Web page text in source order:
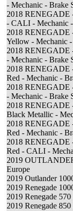
- Mechanic - Brake
2018 RENEGADE
- CALI - Mechanic
2018 RENEGADE
Yellow - Mechanic
2018 RENEGADE
- Mechanic - Brake
2018 RENEGADE
Red - Mechanic -
2018 RENEGADE
- Mechanic - Brake
2018 RENEGADE
Black Metallic -
2018 RENEGADE
Red - Mechanic -
2018 RENEGADE
Red - CALI -
2019
Europe
2019 Outlander
2019 Renegade
2019 Renegade
2019 Renegade